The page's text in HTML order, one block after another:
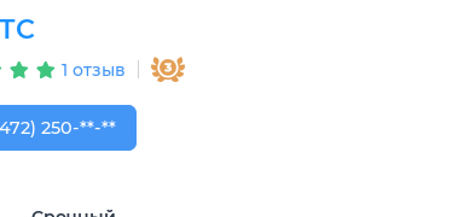
1 отзыв
250-01-06
250-**-**